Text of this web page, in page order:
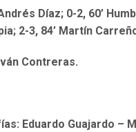
Díaz; 0-2, 60’
2-3, 84’ Martín
Contreras.
Eduardo Guajardo –